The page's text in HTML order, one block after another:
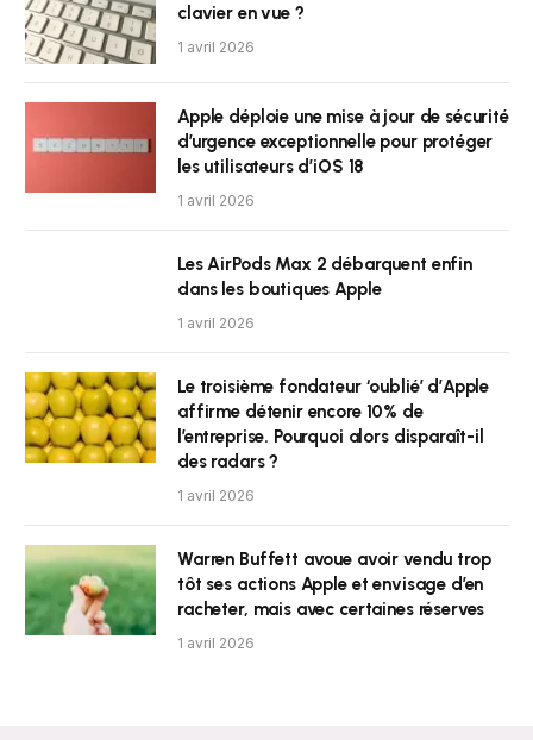
clavier en vue ?
1 avril 2026
Apple déploie une mise à jour de sécurité
d’urgence exceptionnelle pour protéger
les utilisateurs d’iOS 18
1 avril 2026
Les AirPods Max 2 débarquent enfin
dans les boutiques Apple
1 avril 2026
Le troisième fondateur ‘oublié’ d’Apple
affirme détenir encore 10% de
l’entreprise. Pourquoi alors disparaît-il
des radars ?
1 avril 2026
Warren Buffett avoue avoir vendu trop
tôt ses actions Apple et envisage d’en
racheter, mais avec certaines réserves
1 avril 2026